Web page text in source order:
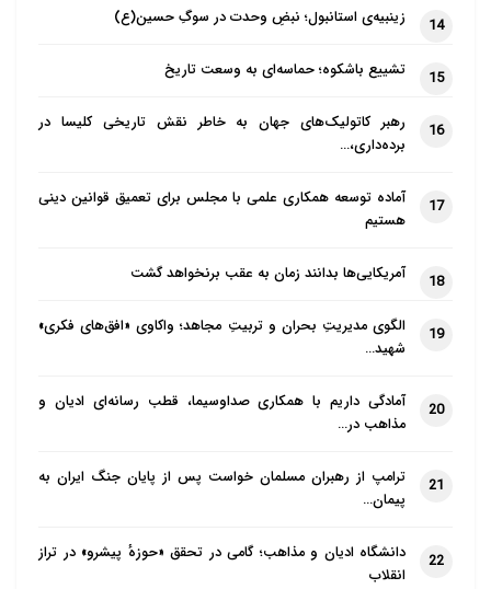
14 زینبیه‌ی استانبول؛ نبضِ وحدت در سوگِ حسین(ع)
15 تشییع باشکوه؛ حماسه‌ای به وسعت تاریخ
16
رهبر کاتولیک‌های جهان به خاطر نقش تاریخی کلیسا در
برده‌داری،…
17
آماده توسعه همکاری علمی با مجلس برای تعمیق قوانین دینی
هستیم
18 آمریکایی‌ها بدانند زمان به عقب برنخواهد گشت
19
الگوی مدیریتِ بحران و تربیتِ مجاهد؛ واکاوی «افق‌های فکری»
شهید…
20
آمادگی داریم با همکاری صداوسیما، قطب رسانه‌ای ادیان و
مذاهب در…
21
ترامپ از رهبران مسلمان خواست پس از پایان جنگ ایران به
پیمان…
22
دانشگاه ادیان و مذاهب؛ گامی در تحقق «حوزهٔ پیشرو» در تراز
انقلاب